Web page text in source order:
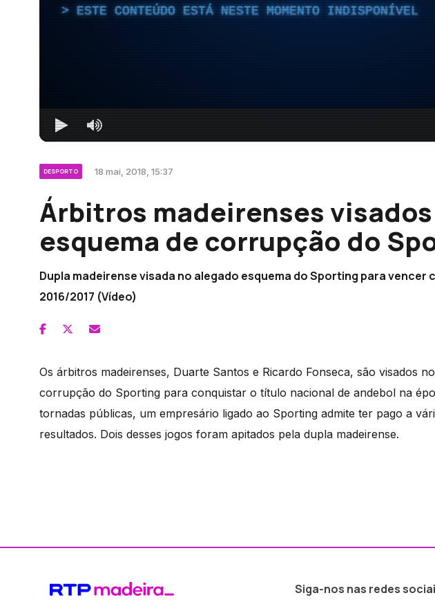
ESTE CONTEÚDO ESTÁ NESTE MOMENTO INDISPONÍVEL
DESPORTO 18 mai, 2018, 15:37
Árbitros madeirenses
esquema de corrupção do
Dupla madeirense visada no alegado esquema do Sporting para vencer
2016/2017 (Vídeo)
Os árbitros madeirenses, Duarte Santos e Ricardo Fonseca, são visados
corrupção do Sporting para conquistar o título nacional de andebol na
tornadas públicas, um empresário ligado ao Sporting admite ter pago a
resultados. Dois desses jogos foram apitados pela dupla madeirense.
Siga-nos nas redes